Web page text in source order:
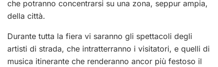
che potranno concentrarsi su una zona, seppur ampia,
della città.
Durante tutta la fiera vi saranno gli spettacoli degli
artisti di strada, che intratterranno i visitatori, e quelli di
musica itinerante che renderanno ancor più festoso il